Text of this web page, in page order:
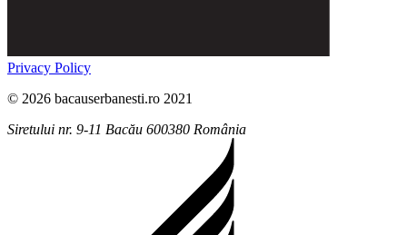
Privacy Policy
© 2026 bacauserbanesti.ro 2021
Siretului nr. 9-11 Bacău 600380 România